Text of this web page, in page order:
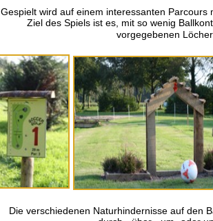
Gespielt wird auf einem interessanten Parcours
Ziel des Spiels ist es, mit so wenig
vorgegebenen
Die verschiedenen Naturhindernisse auf den